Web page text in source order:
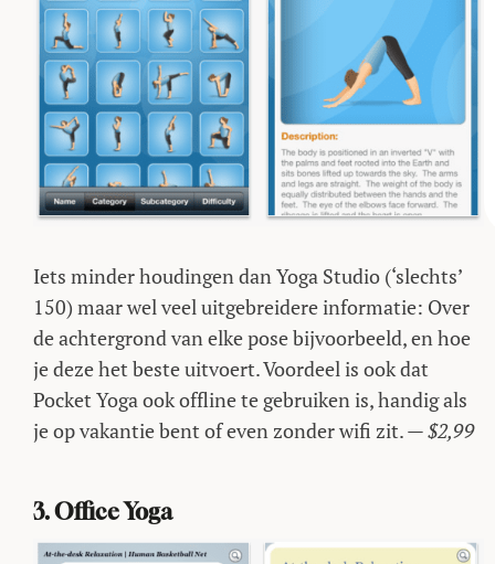
Iets minder houdingen dan Yoga Studio (‘slechts’
150) maar wel veel uitgebreidere informatie: Over
de achtergrond van elke pose bijvoorbeeld, en hoe
je deze het beste uitvoert. Voordeel is ook dat
Pocket Yoga ook offline te gebruiken is, handig als
je op vakantie bent of even zonder wifi zit. —$2,99
3. Office Yoga